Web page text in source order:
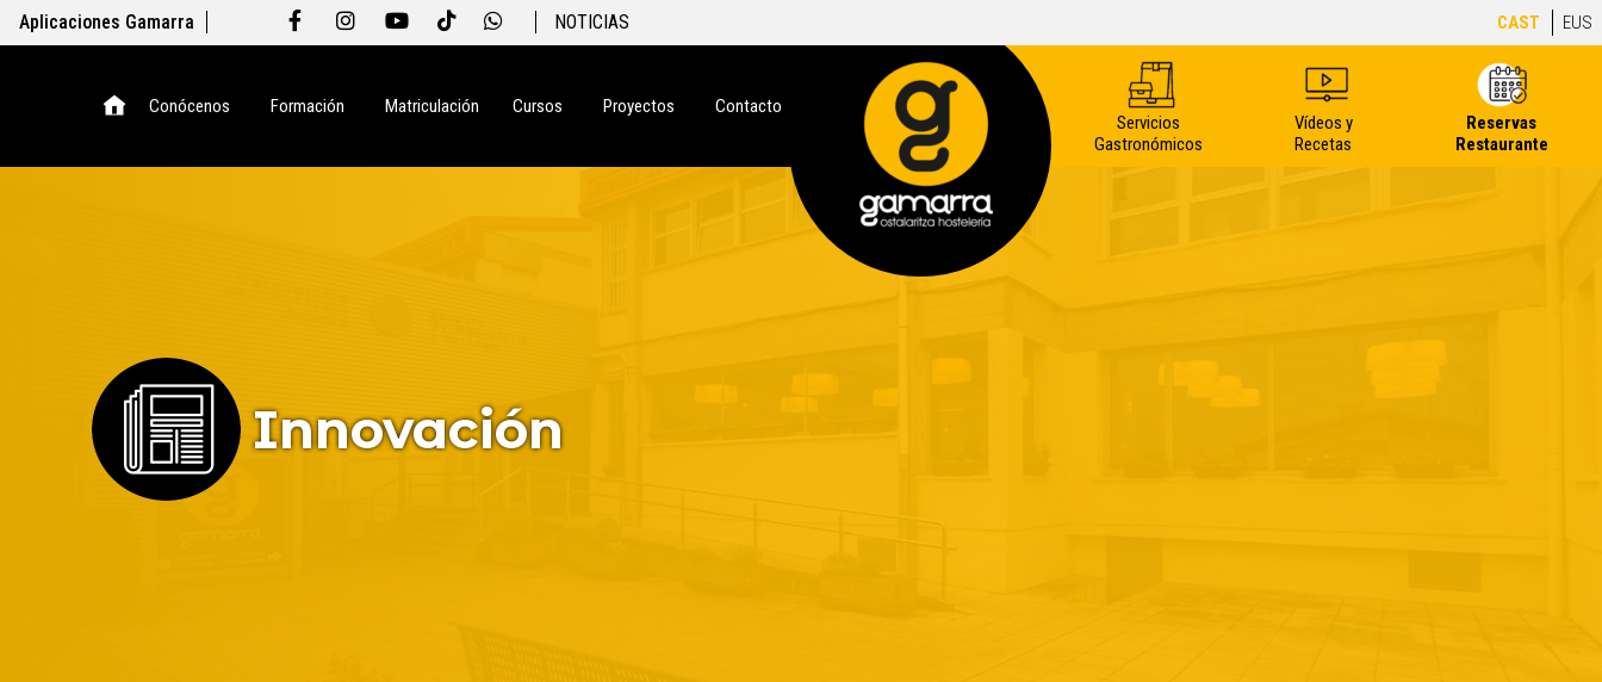
Aplicaciones Gamarra NOTICIAS CAST EUS
Conócenos Formación Matriculación Cursos Proyectos Contacto
Servicios
Gastronómicos
Vídeos y
Recetas
Reservas
Restaurante
Innovación